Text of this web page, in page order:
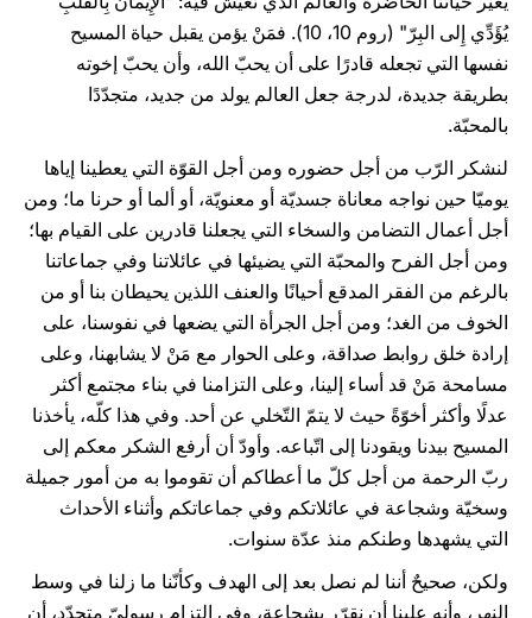
يُؤَدِّي إِلى البِرّ" (روم 10، 10). فمَنْ يؤمن يقبل حياة المسيح
نفسها التي تجعله قادرًا على أن يحبّ الله، وأن يحبّ إخوته
بطريقة جديدة، لدرجة جعل العالم يولد من جديد، متجدّدًا
بالمحبّة.
لنشكر الرّب من أجل حضوره ومن أجل القوّة التي يعطينا إياها
يوميّا حين نواجه معاناة جسديّة أو معنويّة، أو ألما أو حرنا ما؛ ومن
أجل أعمال التضامن والسخاء التي يجعلنا قادرين على القيام بها؛
ومن أجل الفرح والمحبّة التي يضيئها في عائلاتنا وفي جماعاتنا
بالرغم من الفقر المدقع أحيانًا والعنف اللذين يحيطان بنا أو من
الخوف من الغد؛ ومن أجل الجرأة التي يضعها في نفوسنا، على
إرادة خلق روابط صداقة، وعلى الحوار مع مَنْ لا يشابهنا، وعلى
مسامحة مَنْ قد أساء إلينا، وعلى التزامنا في بناء مجتمع أكثر
عدلًا وأكثر أخوّةً حيث لا يتمّ التّخلي عن أحد. وفي هذا كلّه، يأخذنا
المسيح بيدنا ويقودنا إلى اتّباعه. وأودّ أن أرفع الشكر معكم إلى
ربّ الرحمة من أجل كلّ ما أعطاكم أن تقوموا به من أمور جميلة
وسخيّة وشجاعة في عائلاتكم وفي جماعاتكم وأثناء الأحداث
التي يشهدها وطنكم منذ عدّة سنوات.
ولكن، صحيحٌ أننا لم نصل بعد إلى الهدف وكأنّنا ما زلنا في وسط
النهر، وأنه علينا أن نقرّر بشجاعة، وفي التزام رسوليّ متجدّد، أن